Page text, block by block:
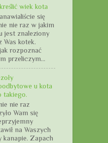
wiek kota
się
nie raz w jakim
jest znaleziony
Was kotek.
rozpoznać
przeliczym...
u kota
takiego.
nie raz
Wam się
na Waszych
kanapie. Zapach